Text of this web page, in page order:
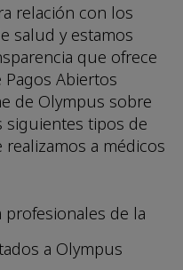
relación con los
salud y estamos
que ofrece
Abiertos
de Olympus sobre
siguientes tipos de
a médicos
profesionales de la
a Olympus